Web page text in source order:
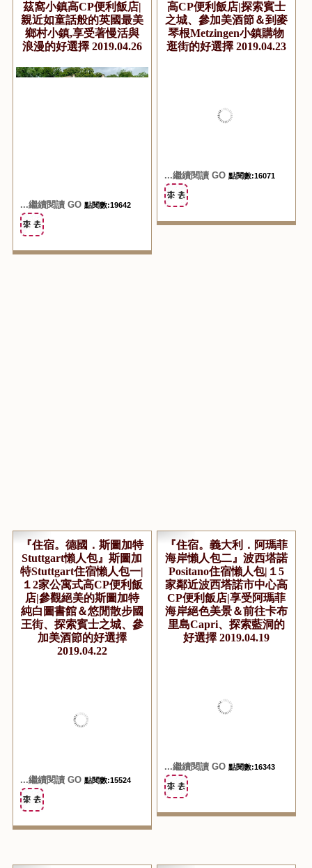
茲窩小鎮高CP便利飯店|
親近如童話般的英國最美
鄉村小鎮,享受著慢活與
浪漫的好選擇 2019.04.26
...繼續閱讀 GO 點閱數:19642
高CP便利飯店|探索賓士
之城、參加美酒節＆到麥
琴根Metzingen小鎮購物
逛街的好選擇 2019.04.23
『住宿。德國．斯圖加特
Stuttgart懶人包』斯圖加
特Stuttgart住宿懶人包一|
１2家公寓式高CP便利飯
店|參觀絕美的斯圖加特
純白圖書館＆悠閒散步國
王街、探索賓士之城、參
加美酒節的好選擇
2019.04.22
...繼續閱讀 GO 點閱數:15524
『住宿。義大利．阿瑪菲
海岸懶人包二』波西塔諾
Positano住宿懶人包|１5
家鄰近波西塔諾市中心高
CP便利飯店|享受阿瑪菲
海岸絕色美景＆前往卡布
里島Capri、探索藍洞的
好選擇 2019.04.19
...繼續閱讀 GO 點閱數:16343